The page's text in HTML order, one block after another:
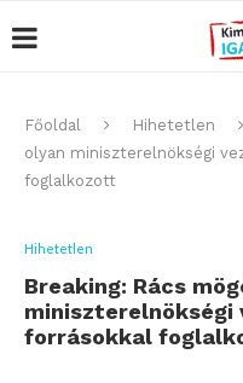
Főoldal Hihetetlen
olyan miniszterelnökségi
foglalkozott
Hihetetlen
Breaking: Rács
miniszterelnökségi
forrásokkal